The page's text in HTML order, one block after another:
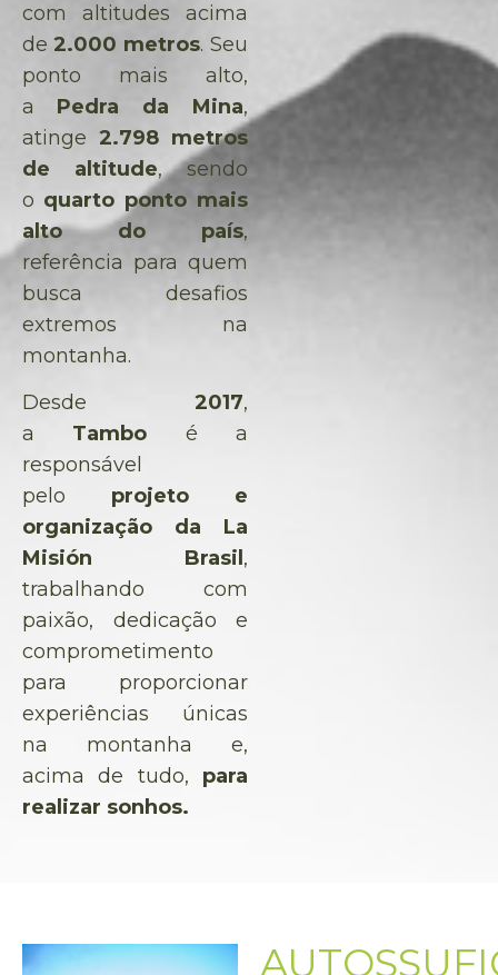
com altitudes acima
de 2.000 metros. Seu
ponto mais alto,
a Pedra da Mina,
atinge 2.798 metros
de altitude, sendo
o quarto ponto mais
alto do país,
referência para quem
busca desafios
extremos na
montanha.
Desde 2017,
a Tambo é a
responsável
pelo projeto e
organização da La
Misión Brasil ,
trabalhando com
paixão, dedicação e
comprometimento
para proporcionar
experiências únicas
na montanha e,
acima de tudo, para
realizar sonhos.